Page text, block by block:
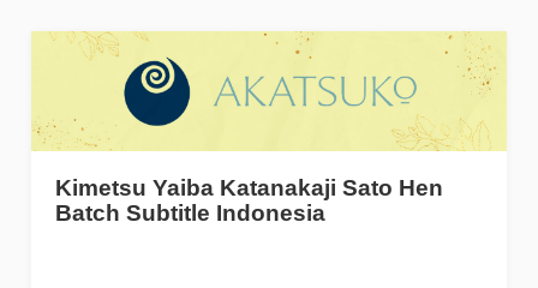
Kimetsu Yaiba Katanakaji Sato Hen
Batch Subtitle Indonesia